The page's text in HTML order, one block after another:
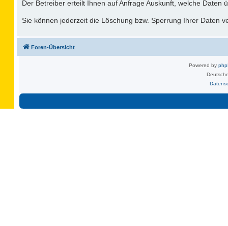
Der Betreiber erteilt Ihnen auf Anfrage Auskunft, welche Daten
Sie können jederzeit die Löschung bzw. Sperrung Ihrer Daten
Foren-Übersicht
Powered by